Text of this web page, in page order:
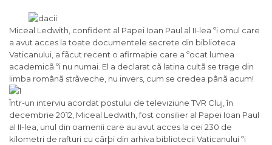
Miceal Ledwith, confident al Papei Ioan Paul al II-lea ºi omul care
a avut acces la toate documentele secrete din biblioteca
Vaticanului, a fãcut recent o afirmaþie care a ºocat lumea
academicã ºi nu numai. El a declarat cã latina cultã se trage din
limba românã strãveche, nu invers, cum se credea pânã acum!
Într-un interviu acordat postului de televiziune TVR Cluj, în
decembrie 2012, Miceal Ledwith, fost consilier al Papei Ioan Paul
al II-lea, unul din oamenii care au avut acces la cei 230 de
kilometri de rafturi cu cãrþi din arhiva bibliotecii Vaticanului ºi